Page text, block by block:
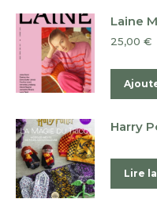
Laine
25,00 €
Harry
Lire